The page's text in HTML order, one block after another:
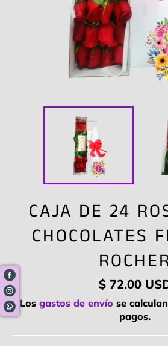
CAJA DE 24
CHOCOLATES
ROCHER
Precio
habitual
$ 72.00
Los gastos de envío se
pagos.